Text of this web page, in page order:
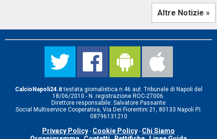
Altre Notizie »
CalcioNapoli24.ittestata giornalistica n.46 aut. Tribunale di Napoli del
18/06/2010 - N. registrazione ROC-27006.
Direttore responsabile: Salvatore Passante
Social Multiservice Cooperativa, Via Dei Fiorentini 21, 80133 Napoli P.I.
08796131210
Privacy Policy - Cookie Policy - Chi Siamo